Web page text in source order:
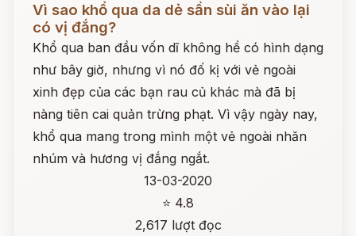
Vì sao khổ qua da dẻ sần sùi ăn vào lại
có vị đắng?
Khổ qua ban đầu vốn dĩ không hề có hình dạng
như bây giờ, nhưng vì nó đố kị với vẻ ngoài
xinh đẹp của các bạn rau củ khác mà đã bị
nàng tiên cai quản trừng phạt. Vì vậy ngày nay,
khổ qua mang trong mình một vẻ ngoài nhăn
nhúm và hương vị đắng ngắt.
13-03-2020
⭐ 4.8
2,617 lượt đọc